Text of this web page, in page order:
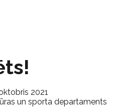
2021
un sporta departaments